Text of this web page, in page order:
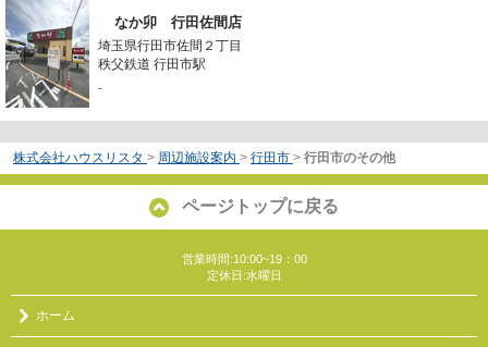
なか卯 行田佐間店
埼玉県行田市佐間２丁目
秩父鉄道 行田市駅
-
株式会社ハウスリスタ > 周辺施設案内 > 行田市 > 行田市のその他
ページトップに戻る
営業時間:10:00~19：00
定休日:水曜日
ホーム